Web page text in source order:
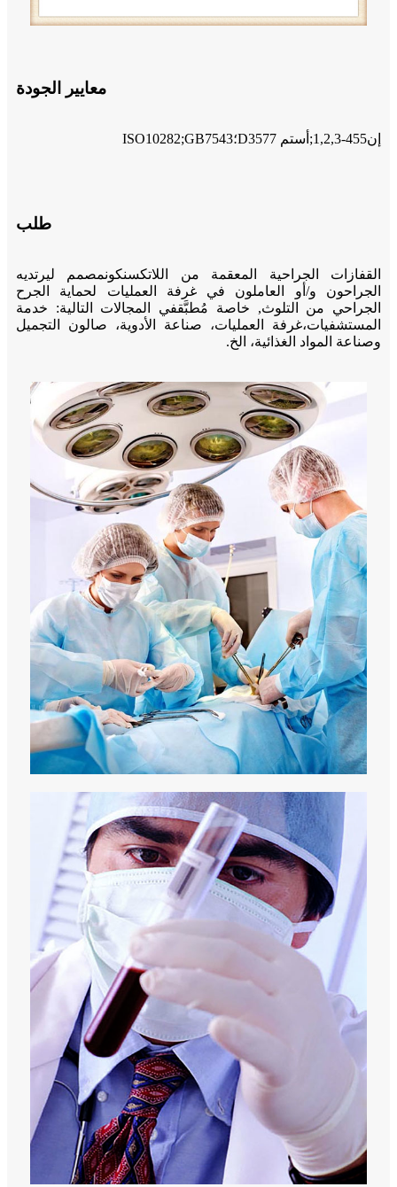
معايير الجودة
إن455-1,2,3;أستم D3577؛ISO10282;GB7543
طلب
القفازات الجراحية المعقمة من اللاتكسنكونمصمم ليرتديه
الجراحون و/أو العاملون في غرفة العمليات لحماية الجرح
الجراحي من التلوث, خاصة مُطبَّقفي المجالات التالية: خدمة
المستشفيات،غرفة العمليات، صناعة الأدوية، صالون التجميل
وصناعة المواد الغذائية، الخ.